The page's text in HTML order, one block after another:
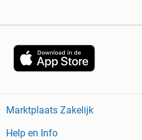
Marktplaats Zakelijk
Help en Info